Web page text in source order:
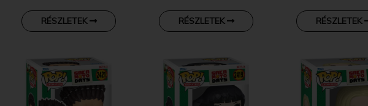
RÉSZLETEK RÉSZLETEK RÉSZLETEK